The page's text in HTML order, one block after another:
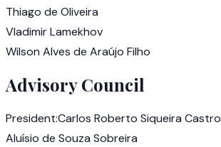
Thiago de Oliveira
Vladimir Lamekhov
Wilson Alves de Araújo Filho
Advisory Council
President:Carlos Roberto Siqueira Castro
Aluísio de Souza Sobreira